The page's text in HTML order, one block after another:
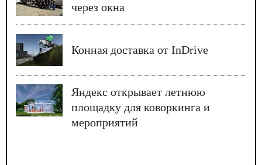
через окна
Конная доставка от InDrive
Яндекс открывает летнюю
площадку для коворкинга и
мероприятий